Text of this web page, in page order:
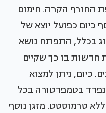
החורף הקרה. חימום
כיום כפועל יוצא של
בכלל, התפתח נושא
חדשות בו כך שקיים
כיום, ניתן למצוא
בטמפרטורה בכל
טרמוסטט. מזגן נוסף